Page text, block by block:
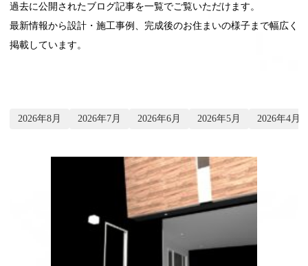
過去に公開されたブログ記事を一覧でご覧いただけます。
最新情報から設計・施工事例、完成後のお住まいの様子まで幅広く
掲載しています。
2026年8月 2026年7月 2026年6月 2026年5月 2026年4月